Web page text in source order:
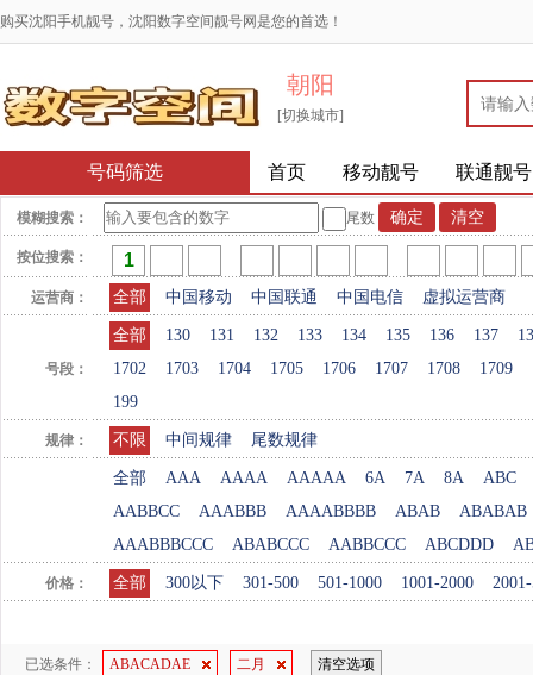
购买沈阳手机靓号，沈阳数字空间靓号网是您的首选！
朝阳
[切换城市]
号码筛选 首页 移动靓号 联通靓号
模糊搜索： 尾数
按位搜索：
运营商： 全部 中国移动 中国联通 中国电信 虚拟运营商
号段：
全部 130 131 132 133 134 135 136 137
1702
1703 1704 1705 1706 1707 1708 1709
199
规律： 不限 中间规律 尾数规律
全部 AAA AAAA AAAAA 6A 7A 8A
ABC
AABBCC
AAABBB AAAABBBB ABAB
ABABAB
AAABBBCCC
ABABCCC AABBCCC ABCDDD
价格： 全部 300以下 301-500 501-1000 1001-2000
已选条件： ABACADAE 二月 清空选项